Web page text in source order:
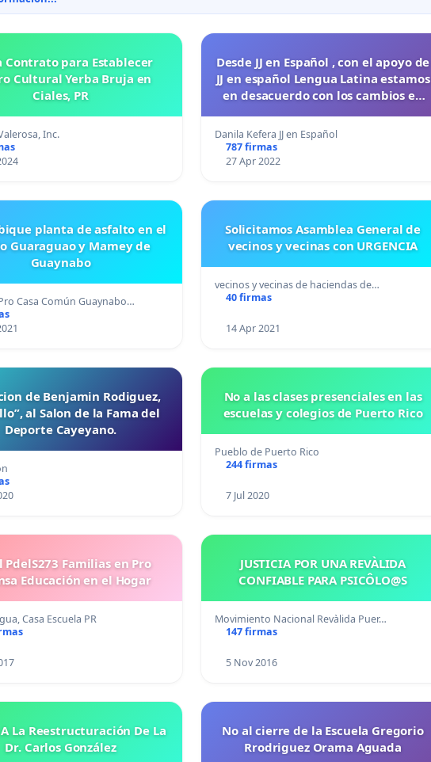
Contrato para Establecer
Cultural Yerba Bruja en
Ciales, PR
Inc.
Desde JJ en Español , con el apoyo de
JJ en español Lengua Latina estamos
en desacuerdo con los cambios en
ya que nos sacaron los 14 diamantes
diarios.
Danila Kefera JJ en Español
787 firmas
27 Apr 2022
planta de asfalto en el
Guaraguao y Mamey de
Guaynabo
Casa Común Guaynabo…
Solicitamos Asamblea General de
vecinos y vecinas con URGENCIA
vecinos y vecinas de haciendas de…
40 firmas
14 Apr 2021
de Benjamin Rodiguez,
al Salon de la Fama del
Deporte Cayeyano.
No a las clases presenciales en las
escuelas y colegios de Puerto Rico
Pueblo de Puerto Rico
244 firmas
7 Jul 2020
PdelS273 Familias en Pro
Educación en el Hogar
Casa Escuela PR
JUSTICIA POR UNA REVÀLIDA
CONFIABLE PARA PSICÔLO@S
Movimiento Nacional Revàlida Puer…
147 firmas
5 Nov 2016
La Reestructuración De La
Dr. Carlos González
No al cierre de la Escuela Gregorio
Rrodriguez Orama Aguada